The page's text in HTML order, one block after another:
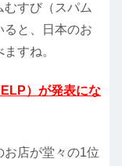
すび（スパム
ると、日本のお
すね。
）が発表にな
お店が堂々の1位